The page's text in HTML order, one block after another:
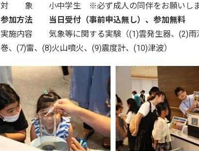
対 象 小中学生 ※必ず成人の同伴をお願いしま
参加方法 当日受付（事前申込無し）、参加無料
実施内容 気象等に関する実験（(1)雲発生器、(2)雨
巻、(7)雷、(8)火山噴火、(9)震度計、(10)津波）